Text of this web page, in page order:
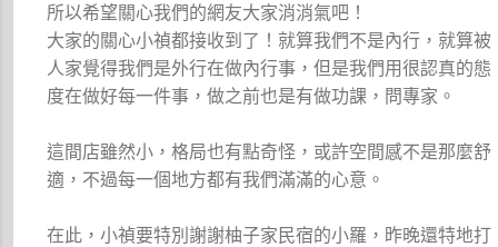
所以希望關心我們的網友大家消消氣吧！
大家的關心小禎都接收到了！就算我們不是內行，就算被
人家覺得我們是外行在做內行事，但是我們用很認真的態
度在做好每一件事，做之前也是有做功課，問專家。
這間店雖然小，格局也有點奇怪，或許空間感不是那麼舒
適，不過每一個地方都有我們滿滿的心意。
在此，小禎要特別謝謝柚子家民宿的小羅，昨晚還特地打